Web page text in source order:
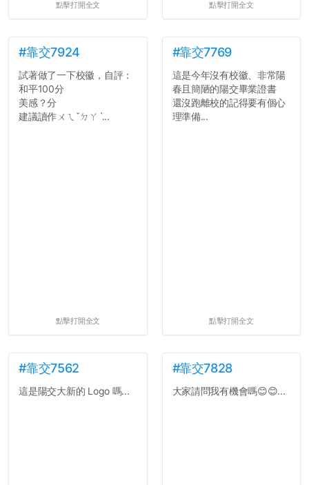
點擊打開全文 點擊打開全文
#靠交7924
試著做了一下校徽，自評：
和平100分
美感？分
建議讀作ㄨㄟˇㄉㄚˋ...
點擊打開全文
#靠交7769
這是今年沒有校徽、非常陽
春且簡陋的陽交畢業證書
還沒跑離校的記得要有個心
理準備...
點擊打開全文
#靠交7562
這是陽交大新的 Logo 嗎...
#靠交7828
大家請問我有機會嗎😊😊...